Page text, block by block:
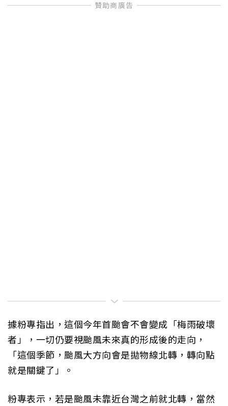
據粉專指出，這個今年首颱會不會變成「梅雨破壞
者」，一切仍要視颱風未來真的形成後的走向，
「這個季節，颱風大方向會是拋物線北轉，轉向點
就是關鍵了」。
粉專表示，若是颱風未靠近台灣之前就北轉，當然